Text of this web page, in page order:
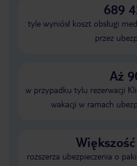
689
tyle wyniósł koszt obsługi
przez
Aż
w przypadku tylu rezerwacji
wakacji w ramach
rozszerza ubezpieczenia o